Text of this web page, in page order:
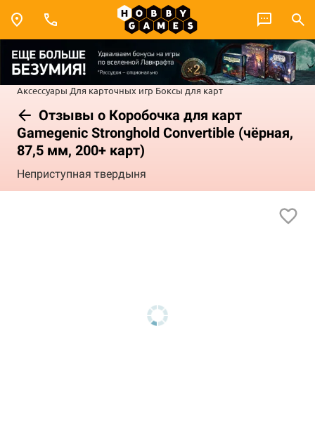
Аксессуары Для карточных игр Боксы для карт
Отзывы о Коробочка для карт
Gamegenic Stronghold Convertible (чёрная,
87,5 мм, 200+ карт)
Неприступная твердыня